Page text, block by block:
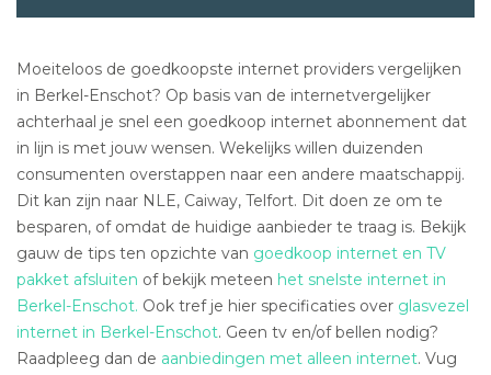
Moeiteloos de goedkoopste internet providers vergelijken
in Berkel-Enschot? Op basis van de internetvergelijker
achterhaal je snel een goedkoop internet abonnement dat
in lijn is met jouw wensen. Wekelijks willen duizenden
consumenten overstappen naar een andere maatschappij.
Dit kan zijn naar NLE, Caiway, Telfort. Dit doen ze om te
besparen, of omdat de huidige aanbieder te traag is. Bekijk
gauw de tips ten opzichte van goedkoop internet en TV
pakket afsluiten of bekijk meteen het snelste internet in
Berkel-Enschot. Ook tref je hier specificaties over glasvezel
internet in Berkel-Enschot. Geen tv en/of bellen nodig?
Raadpleeg dan de aanbiedingen met alleen internet. Vug